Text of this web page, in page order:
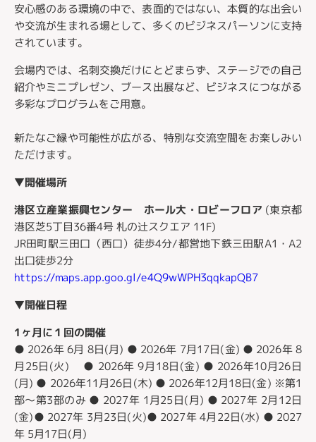
安心感のある環境の中で、表面的ではない、本質的な出会い
や交流が生まれる場として、多くのビジネスパーソンに支持
されています。
会場内では、名刺交換だけにとどまらず、ステージでの自己
紹介やミニプレゼン、ブース出展など、ビジネスにつながる
多彩なプログラムをご用意。
新たなご縁や可能性が広がる、特別な交流空間をお楽しみい
ただけます。
▼開催場所
港区立産業振興センター ホール大・ロビーフロア (東京都
港区芝5丁目36番4号 札の辻スクエア 11F)
JR田町駅三田口（西口）徒歩4分/都営地下鉄三田駅A1・A2
出口徒歩2分
https://maps.app.goo.gl/e4Q9wWPH3qqkapQB7
▼開催日程
1ヶ月に１回の開催
● 2026年 6月 8日(月) ● 2026年 7月17日(金) ● 2026年 8
月25日(火) ● 2026年 9月18日(金) ● 2026年10月26日
(月) ● 2026年11月26日(木) ● 2026年12月18日(金) ※第1
部～第3部のみ ● 2027年 1月25日(月) ● 2027年 2月12日
(金)● 2027年 3月23日(火)● 2027年 4月22日(水) ● 2027
年 5月17日(月)